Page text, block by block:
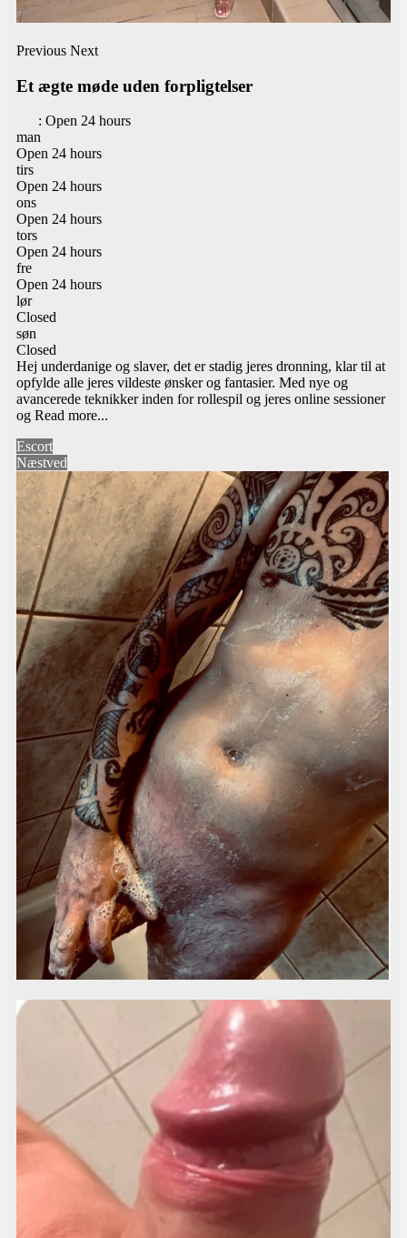
Previous Next
Et ægte møde uden forpligtelser
: Open 24 hours
man
Open 24 hours
tirs
Open 24 hours
ons
Open 24 hours
tors
Open 24 hours
fre
Open 24 hours
lør
Closed
søn
Closed
Hej underdanige og slaver, det er stadig jeres dronning, klar til at
opfylde alle jeres vildeste ønsker og fantasier. Med nye og
avancerede teknikker inden for rollespil og jeres online sessioner
og Read more...
Escort
Næstved